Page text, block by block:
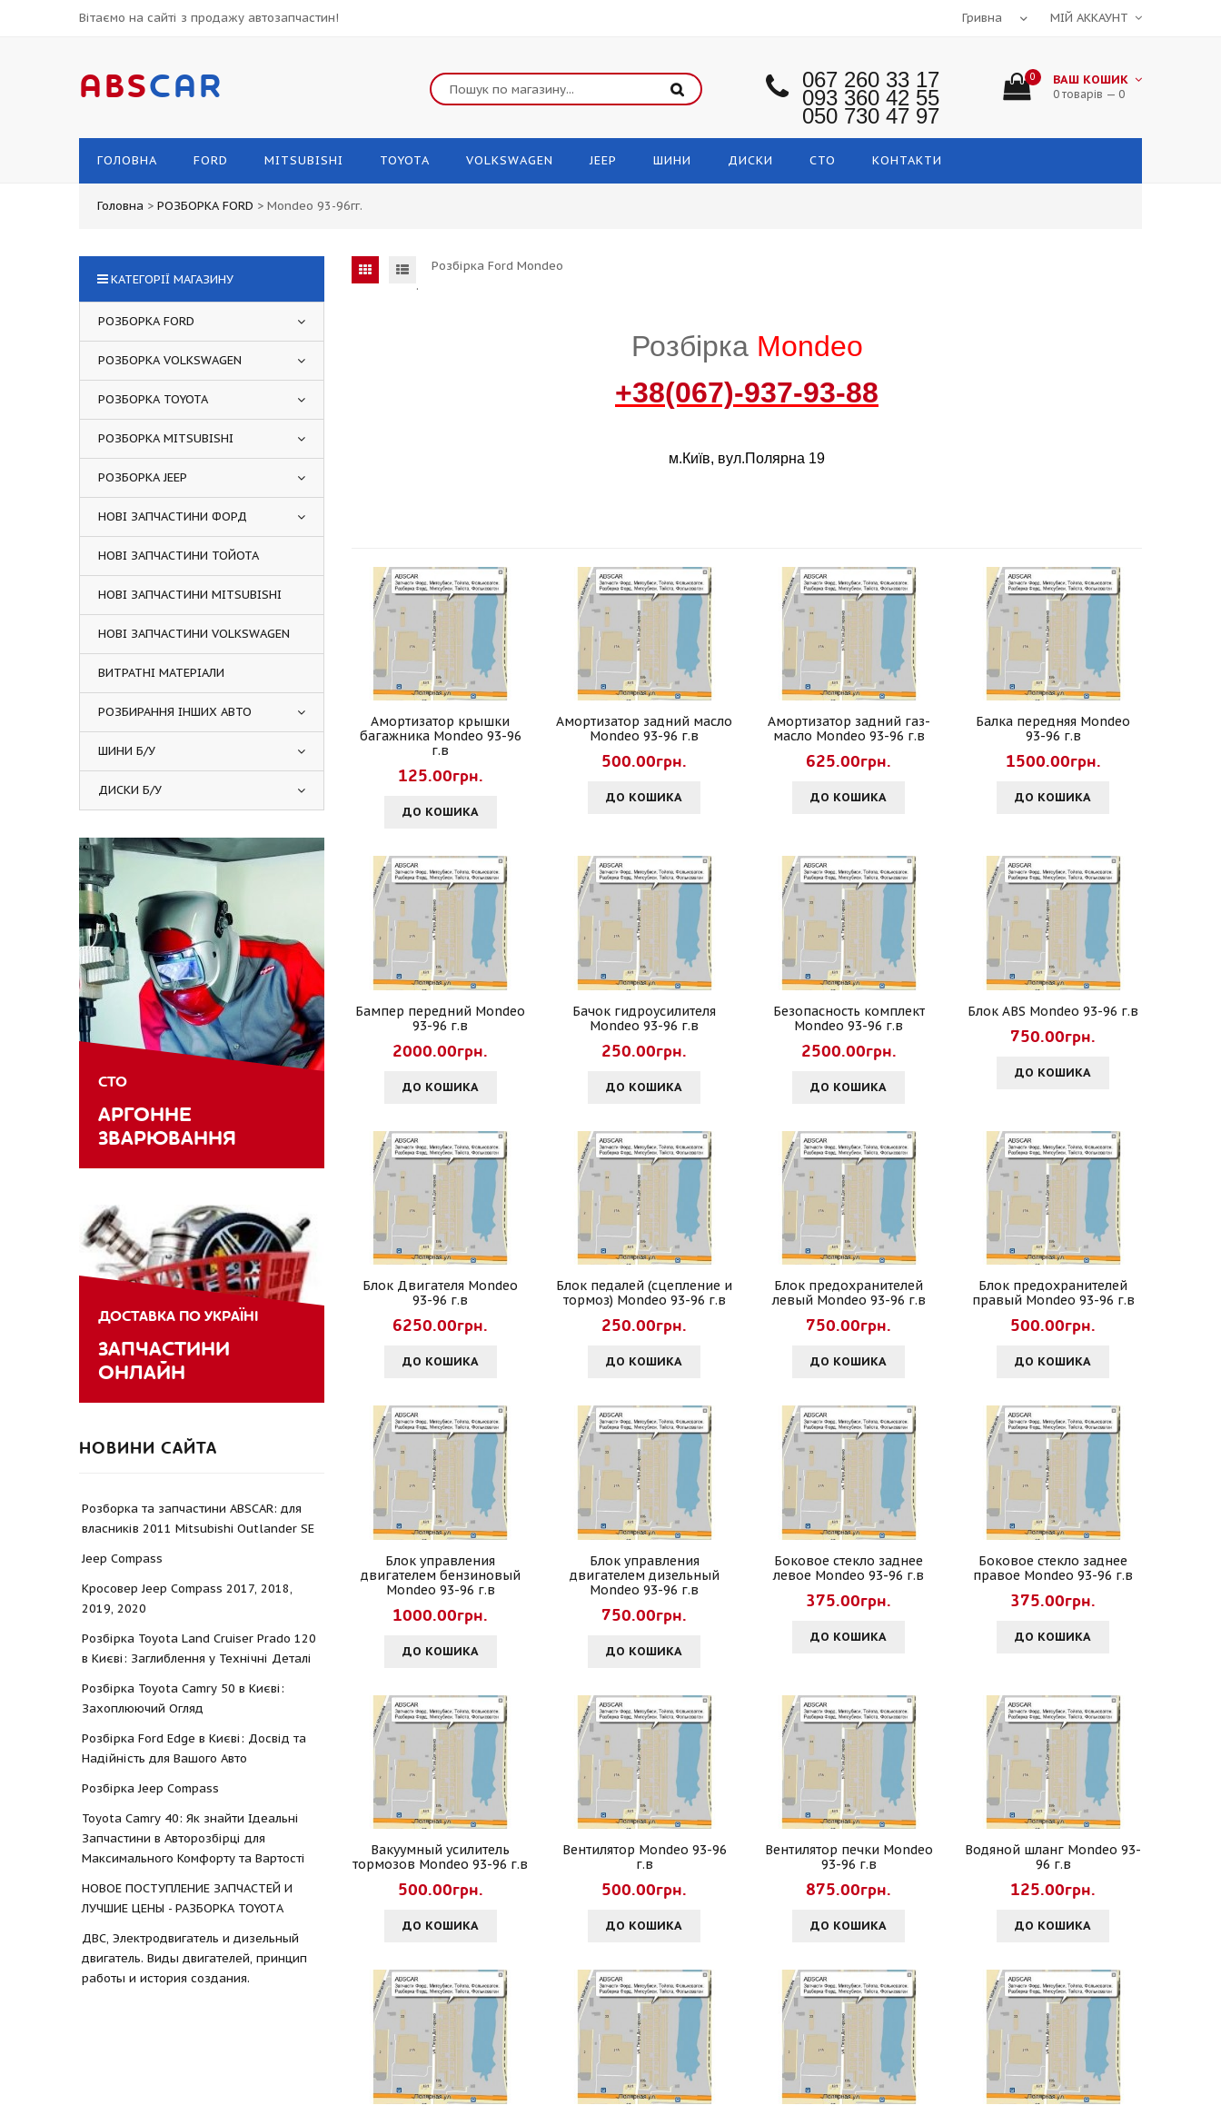
Вітаємо на сайті з продажу автозапчастин! МІЙ АККАУНТ
ABSCAR 067 260 33 17
093 360 42 55
050 730 47 97
0 ВАШ КОШИК
0 товарів — 0
ГОЛОВНА FORD MITSUBISHI TOYOTA VOLKSWAGEN JEEP ШИНИ ДИСКИ СТО КОНТАКТИ
Головна > РОЗБОРКА FORD > Mondeo 93-96гг.
Розбірка Ford Mondeo
.
Розбірка Mondeo
+38(067)-937-93-88
м.Київ, вул.Полярна 19
Амортизатор крышки
багажника Mondeo 93-96
г.в
125.00грн.
ДО КОШИКА
Амортизатор задний масло
Mondeo 93-96 г.в
500.00грн.
ДО КОШИКА
Амортизатор задний газ-
масло Mondeo 93-96 г.в
625.00грн.
ДО КОШИКА
Балка передняя Mondeo
93-96 г.в
1500.00грн.
ДО КОШИКА
Бампер передний Mondeo
93-96 г.в
2000.00грн.
ДО КОШИКА
Бачок гидроусилителя
Mondeo 93-96 г.в
250.00грн.
ДО КОШИКА
Безопасность комплект
Mondeo 93-96 г.в
2500.00грн.
ДО КОШИКА
Блок ABS Mondeo 93-96 г.в
750.00грн.
ДО КОШИКА
Блок Двигателя Mondeo
93-96 г.в
6250.00грн.
ДО КОШИКА
Блок педалей (сцепление и
тормоз) Mondeo 93-96 г.в
250.00грн.
ДО КОШИКА
Блок предохранителей
левый Mondeo 93-96 г.в
750.00грн.
ДО КОШИКА
Блок предохранителей
правый Mondeo 93-96 г.в
500.00грн.
ДО КОШИКА
Блок управления
двигателем бензиновый
Mondeo 93-96 г.в
1000.00грн.
ДО КОШИКА
Блок управления
двигателем дизельный
Mondeo 93-96 г.в
750.00грн.
ДО КОШИКА
Боковое стекло заднее
левое Mondeo 93-96 г.в
375.00грн.
ДО КОШИКА
Боковое стекло заднее
правое Mondeo 93-96 г.в
375.00грн.
ДО КОШИКА
Вакуумный усилитель
тормозов Mondeo 93-96 г.в
500.00грн.
ДО КОШИКА
Вентилятор Mondeo 93-96
г.в
500.00грн.
ДО КОШИКА
Вентилятор печки Mondeo
93-96 г.в
875.00грн.
ДО КОШИКА
Водяной шланг Mondeo 93-
96 г.в
125.00грн.
ДО КОШИКА
КАТЕГОРІЇ МАГАЗИНУ
РОЗБОРКА FORD
РОЗБОРКА VOLKSWAGEN
РОЗБОРКА TOYOTA
РОЗБОРКА MITSUBISHI
РОЗБОРКА JEEP
НОВІ ЗАПЧАСТИНИ ФОРД
НОВІ ЗАПЧАСТИНИ ТОЙОТА
НОВІ ЗАПЧАСТИНИ MITSUBISHI
НОВІ ЗАПЧАСТИНИ VOLKSWAGEN
ВИТРАТНІ МАТЕРІАЛИ
РОЗБИРАННЯ ІНШИХ АВТО
ШИНИ Б/У
ДИСКИ Б/У
СТО
АРГОННЕ
ЗВАРЮВАННЯ
ДОСТАВКА ПО УКРАЇНІ
ЗАПЧАСТИНИ
ОНЛАЙН
НОВИНИ САЙТА
Розборка та запчастини ABSCAR: для
власників 2011 Mitsubishi Outlander SE
Jeep Compass
Кросовер Jeep Compass 2017, 2018,
2019, 2020
Розбірка Toyota Land Cruiser Prado 120
в Києві: Заглиблення у Технічні Деталі
Розбірка Toyota Camry 50 в Києві:
Захоплюючий Огляд
Розбірка Ford Edge в Києві: Досвід та
Надійність для Вашого Авто
Розбірка Jeep Compass
Toyota Camry 40: Як знайти Ідеальні
Запчастини в Авторозбірці для
Максимального Комфорту та Вартості
НОВОЕ ПОСТУПЛЕНИЕ ЗАПЧАСТЕЙ И
ЛУЧШИЕ ЦЕНЫ - РАЗБОРКА TOYOTА
ДВС, Электродвигатель и дизельный
двигатель. Виды двигателей, принцип
работы и история создания.